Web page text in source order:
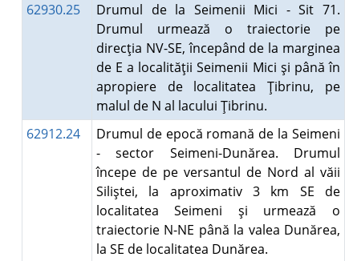
62930.25
Drumul de la Seimenii Mici - Sit 71.
Drumul urmează o traiectorie pe
direcţia NV-SE, începând de la marginea
de E a localităţii Seimenii Mici şi până în
apropiere de localitatea Ţibrinu, pe
malul de N al lacului Ţibrinu.
62912.24
Drumul de epocă romană de la Seimeni
- sector Seimeni-Dunărea. Drumul
începe de pe versantul de Nord al văii
Siliştei, la aproximativ 3 km SE de
localitatea Seimeni şi urmează o
traiectorie N-NE până la valea Dunărea,
la SE de localitatea Dunărea.